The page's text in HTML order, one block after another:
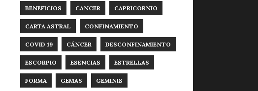
BENEFICIOS CANCER CAPRICORNIO
CARTA ASTRAL CONFINAMIENTO
COVID 19 CÁNCER DESCONFINAMIENTO
ESCORPIO ESENCIAS ESTRELLAS
FORMA GEMAS GEMINIS